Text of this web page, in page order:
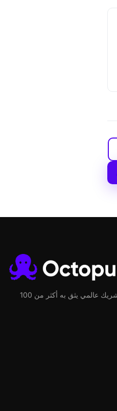
حلول برمجية ويب وجوال متميزة. شريك عالمي يثق به أكثر من 100